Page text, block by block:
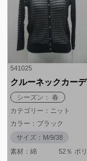
541025
クルーネックカーデ
シーズン： 春
カテゴリー：ニット
カラー：ブラック
サイズ：M/9/38
素材：綿 52％ ポリ